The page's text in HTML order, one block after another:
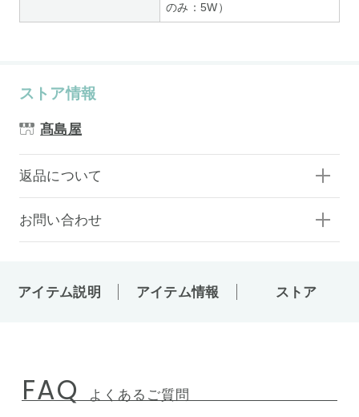
のみ：5W）
ストア情報
髙島屋
返品について
お問い合わせ
アイテム説明 アイテム情報 ストア
FAQ よくあるご質問